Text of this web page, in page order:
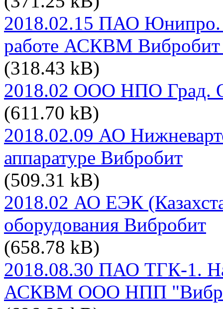
2018.02.15 ПАО Юнипро.
работе АСКВМ Вибробит
(318.43 kB)
2018.02 ООО НПО Град.
(611.70 kB)
2018.02.09 АО
аппаратуре Вибробит
(509.31 kB)
2018.02 АО ЕЭК
оборудования Вибробит
(658.78 kB)
2018.08.30 ПАО ТГК-1.
АСКВМ ООО НПП